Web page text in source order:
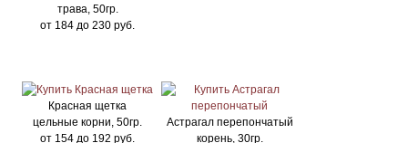
трава, 50гр.
от 184 до 230 руб.
Красная щетка
цельные корни, 50гр.
от 154 до 192 руб.
Астрагал перепончатый
корень, 30гр.